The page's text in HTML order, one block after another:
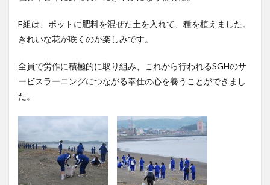
E組は、ポットに肥料を混ぜた土を入れて、種を植えました。
きれいな花が咲くのが楽しみです。
全員で労作に積極的に取り組み、これから行われるSGHのサ
ービスラーニングにつながる奉仕の心を養うことができまし
た。